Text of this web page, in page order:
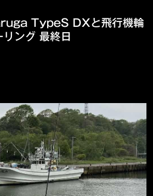
TypeS DXと飛行機輪
ング 最終日